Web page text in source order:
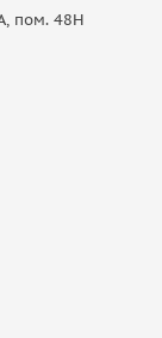
пом. 48Н